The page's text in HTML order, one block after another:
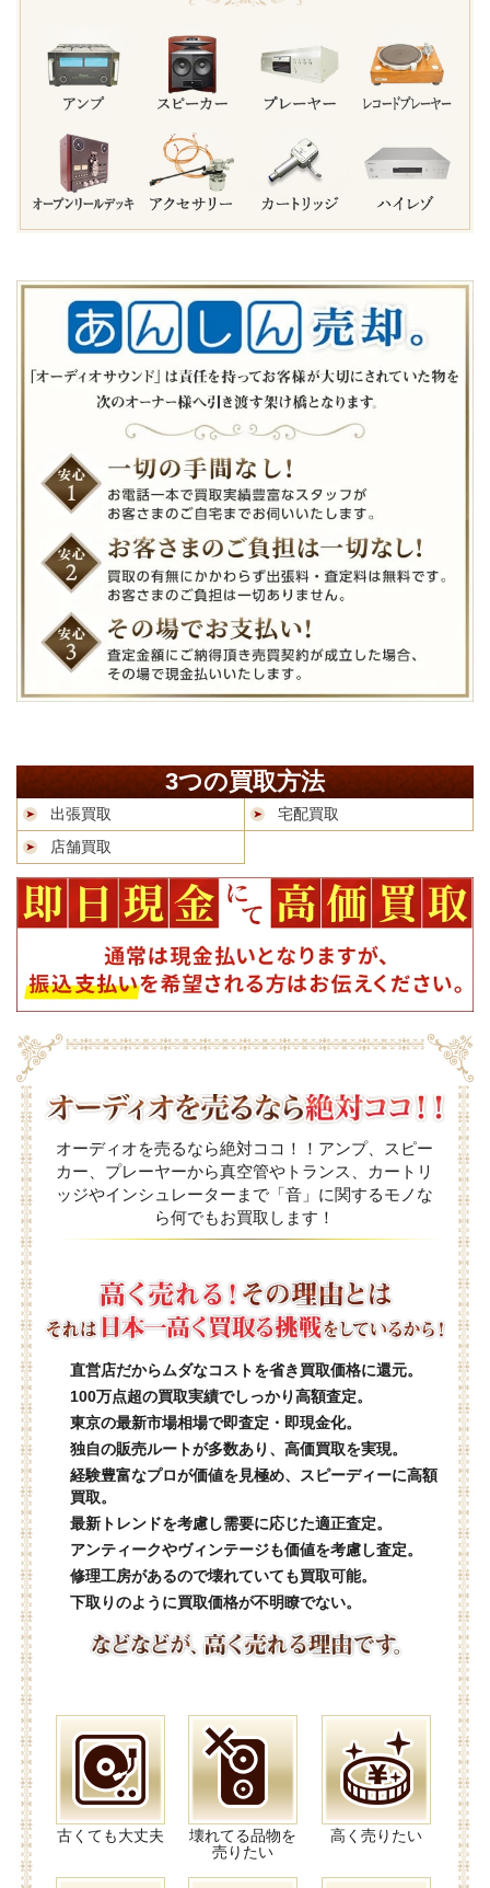
3つの買取方法
出張買取
宅配買取
店舗買取
オーディオを売るなら絶対ココ！！アンプ、スピー
カー、プレーヤーから真空管やトランス、カートリ
ッジやインシュレーターまで「音」に関するモノな
ら何でもお買取します！
直営店だからムダなコストを省き買取価格に還元。
100万点超の買取実績でしっかり高額査定。
東京の最新市場相場で即査定・即現金化。
独自の販売ルートが多数あり、高価買取を実現。
経験豊富なプロが価値を見極め、スピーディーに高額
買取。
最新トレンドを考慮し需要に応じた適正査定。
アンティークやヴィンテージも価値を考慮し査定。
修理工房があるので壊れていても買取可能。
下取りのように買取価格が不明瞭でない。
古くても大丈夫
壊れてる品物を
売りたい
高く売りたい